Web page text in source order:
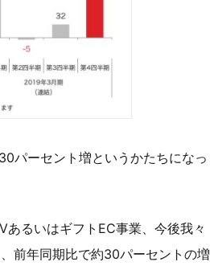
パーセント増というかたちになっ
るいはギフトEC事業、今後我々
前年同期比で約30パーセントの増